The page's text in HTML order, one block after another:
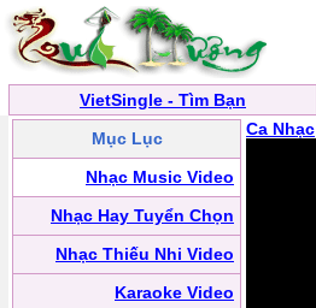
VietSingle - Tìm Bạn
Mục Lục
Nhạc Music Video
Nhạc Hay Tuyển Chọn
Nhạc Thiếu Nhi Video
Karaoke Video
Ca Nhạc